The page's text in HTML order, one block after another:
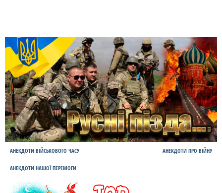
АНЕКДОТИ ВІЙСЬКОВОГО ЧАСУ АНЕКДОТИ ПРО ВІЙНУ
АНЕКДОТИ НАШОЇ ПЕРЕМОГИ